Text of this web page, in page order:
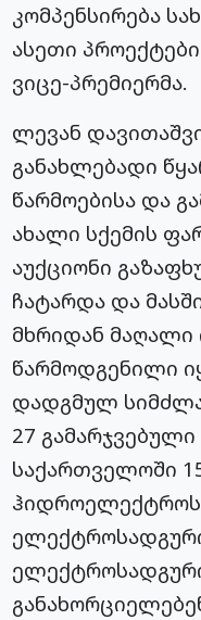
კომპენსირება
ასეთი
ვიცე-პრემიერმა.
ლევან
განახლებადი
წარმოებისა და
ახალი სქემის
აუქციონი
ჩატარდა და
მხრიდან მაღალი
წარმოდგენილი
დადგმულ
27 გამარჯვებული
საქართველოში